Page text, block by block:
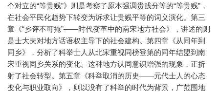
个对立的“等贵贱”》则是考察了原本强调贵贱分等的“等贵贱”，
在社会平民化趋势下转变为诉求让贵贱平等的词义演化。第三
章《“乡评不可掩”——时代变革中的南宋地方社会》，讲述的则
是士大夫对地方话语权主导下的社会建构。第四章《从同年到
同乡》，分析了科举士人从北宋重视同榜登第的同年结盟到南
宋重视同乡关系的变化。这种地方认同意识增强的现象，正折
射了社会转型。第五章《科举取消的历史——元代士人的心态
变化与职业取向》，则以没有了科举的时代为背景，广范围地